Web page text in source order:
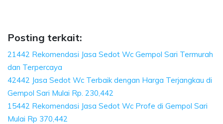
Posting terkait:
21442 Rekomendasi Jasa Sedot Wc Gempol Sari Termurah
dan Terpercaya
42442 Jasa Sedot Wc Terbaik dengan Harga Terjangkau di
Gempol Sari Mulai Rp. 230,442
15442 Rekomendasi Jasa Sedot Wc Profe di Gempol Sari
Mulai Rp 370,442